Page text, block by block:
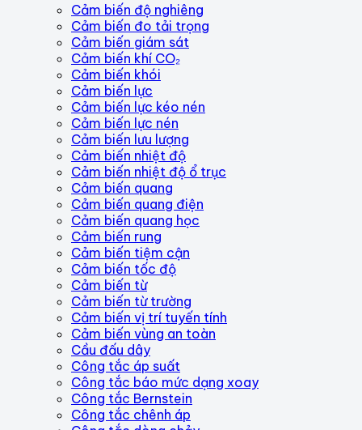
Cảm biến độ nghiêng
Cảm biến đo tải trọng
Cảm biến giám sát
Cảm biến khí CO₂
Cảm biến khói
Cảm biến lực
Cảm biến lực kéo nén
Cảm biến lực nén
Cảm biến lưu lượng
Cảm biến nhiệt độ
Cảm biến nhiệt độ ổ trục
Cảm biến quang
Cảm biến quang điện
Cảm biến quang học
Cảm biến rung
Cảm biến tiệm cận
Cảm biến tốc độ
Cảm biến từ
Cảm biến từ trường
Cảm biến vị trí tuyến tính
Cảm biến vùng an toàn
Cầu đấu dây
Công tắc áp suất
Công tắc báo mức dạng xoay
Công tắc Bernstein
Công tắc chênh áp